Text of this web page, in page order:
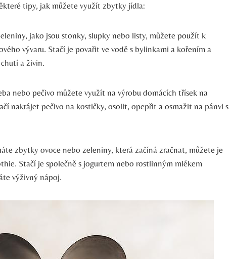
tipy, jak můžete využít zbytky jídla:
jako jsou stonky, slupky nebo listy, můžete použít k
vývaru. Stačí je povařit ve vodě s bylinkami a kořením a
a živin.
nebo pečivo můžete využít na výrobu domácích třísek na
nakrájet pečivo na kostičky, osolit, opepřit a osmažit na pánvi s
zbytky ovoce nebo zeleniny, která začíná zračnat, můžete je
Stačí je společně s jogurtem nebo rostlinným mlékem
výživný nápoj.